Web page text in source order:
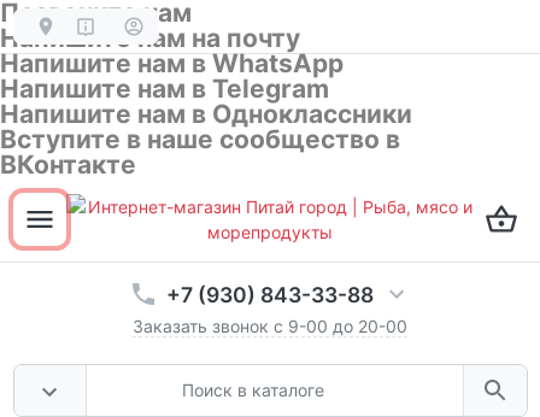
Позвоните нам
Напишите нам на почту
Напишите нам в WhatsApp
Напишите нам в Telegram
Напишите нам в Одноклассники
Вступите в наше сообщество в
ВКонтакте
+7 (930) 843-33-88
Заказать звонок с 9-00 до 20-00